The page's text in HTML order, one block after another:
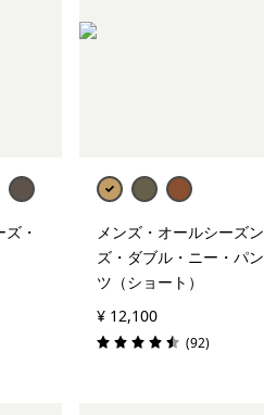
・
ュー
メンズ・オールシーズン
ズ・ダブル・ニー・パン
ツ（ショート）
¥ 12,100
評価: 4.5 / 5 (92レビュー
)